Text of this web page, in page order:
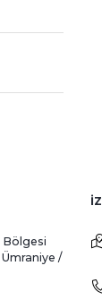
Bölgesi
Ümraniye /